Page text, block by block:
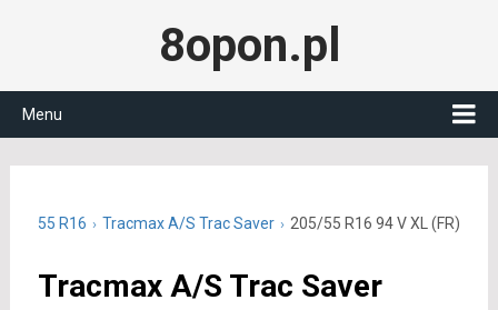
8opon.pl
Menu
205/55 R16 Tracmax A/S Trac Saver 205/55 R16 94 V XL (FR)
Tracmax A/S Trac Saver